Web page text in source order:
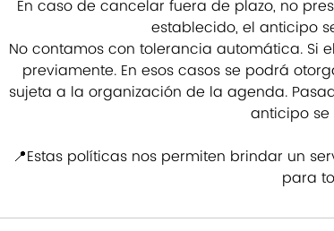
En caso de cancelar fuera de plazo, no
establecido, el anticipo
No contamos con tolerancia automática. Si
previamente. En esos casos se podrá
sujeta a la organización de la agenda.
anticipo
📍Estas políticas nos permiten brindar un